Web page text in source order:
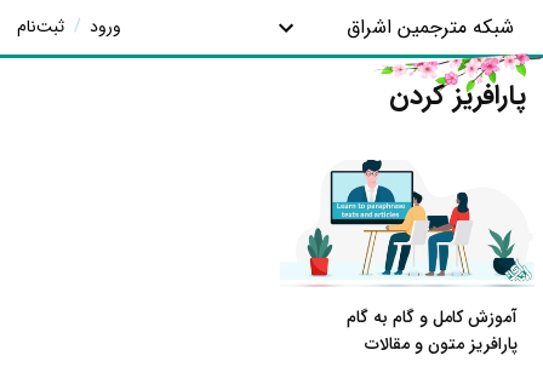
شبکه مترجمین اشراق ورود / ثبت‌نام
پارافریز کردن
آموزش کامل و گام به گام
پارافریز متون و مقالات